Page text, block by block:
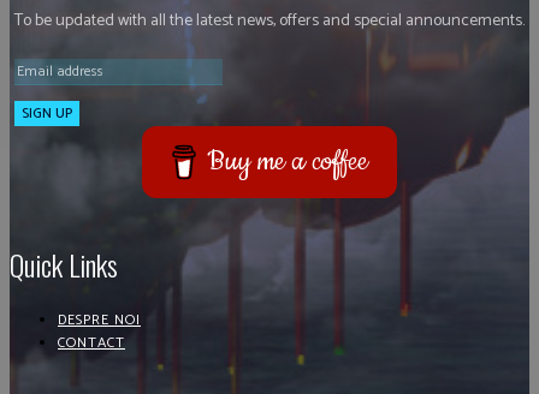
To be updated with all the latest news, offers and special announcements.
SIGN UP
Buy me a coffee
Quick Links
DESPRE NOI
CONTACT